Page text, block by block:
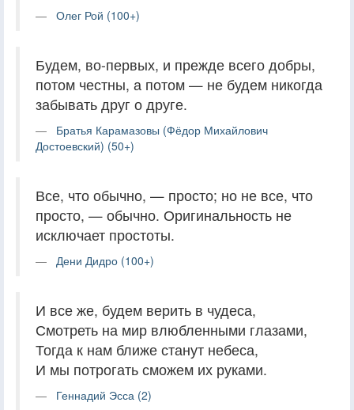
Олег Рой (100+)
Будем, во-первых, и прежде всего добры,
потом честны, а потом — не будем никогда
забывать друг о друге.
Братья Карамазовы (Фёдор Михайлович
Достоевский) (50+)
Все, что обычно, — просто; но не все, что
просто, — обычно. Оригинальность не
исключает простоты.
Дени Дидро (100+)
И все же, будем верить в чудеса,
Смотреть на мир влюбленными глазами,
Тогда к нам ближе станут небеса,
И мы потрогать сможем их руками.
Геннадий Эсса (2)